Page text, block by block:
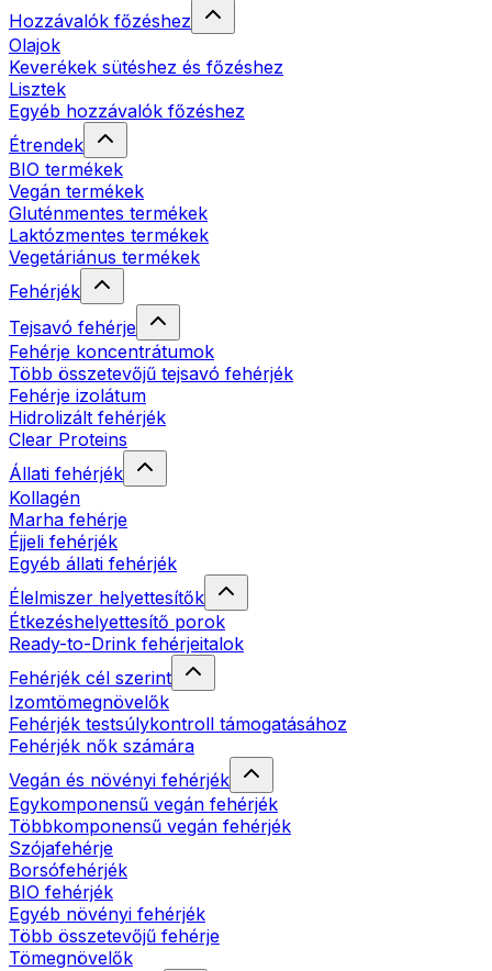
Hozzávalók főzéshez
Olajok
Keverékek sütéshez és főzéshez
Lisztek
Egyéb hozzávalók főzéshez
Étrendek
BIO termékek
Vegán termékek
Gluténmentes termékek
Laktózmentes termékek
Vegetáriánus termékek
Fehérjék
Tejsavó fehérje
Fehérje koncentrátumok
Több összetevőjű tejsavó fehérjék
Fehérje izolátum
Hidrolizált fehérjék
Clear Proteins
Állati fehérjék
Kollagén
Marha fehérje
Éjjeli fehérjék
Egyéb állati fehérjék
Élelmiszer helyettesítők
Étkezéshelyettesítő porok
Ready-to-Drink fehérjeitalok
Fehérjék cél szerint
Izomtömegnövelők
Fehérjék testsúlykontroll támogatásához
Fehérjék nők számára
Vegán és növényi fehérjék
Egykomponensű vegán fehérjék
Többkomponensű vegán fehérjék
Szójafehérje
Borsófehérjék
BIO fehérjék
Egyéb növényi fehérjék
Több összetevőjű fehérje
Tömegnövelők